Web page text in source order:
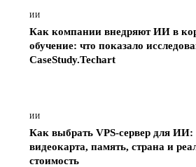
ИИ
Как компании внедряют ИИ в
обучение: что показало
CaseStudy.Techart
ИИ
Как выбрать VPS-сервер для ИИ:
видеокарта, память, страна и
стоимость